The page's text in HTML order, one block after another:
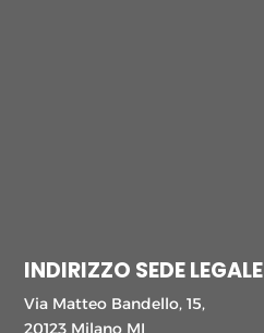
INDIRIZZO SEDE LEGALE
Via Matteo Bandello, 15,
20123 Milano MI